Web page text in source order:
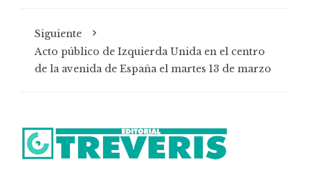
Siguiente
Acto público de Izquierda Unida en el centro
de la avenida de España el martes 13 de marzo